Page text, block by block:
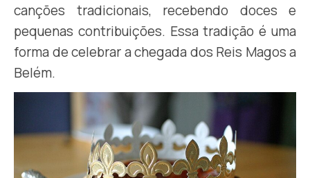
canções tradicionais, recebendo doces e
pequenas contribuições. Essa tradição é uma
forma de celebrar a chegada dos Reis Magos a
Belém.